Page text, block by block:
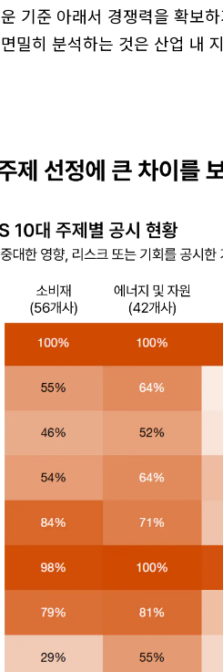
기준 아래서 경쟁력을 확보
밀히 분석하는 것은 산업 내